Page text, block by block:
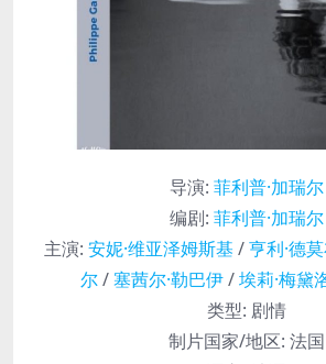
导演: 菲利普·加瑞尔
编剧: 菲利普·加瑞尔
主演: 安妮·维亚泽姆斯基 /亨利·德
尔/塞茜尔·勒巴伊/埃莉·梅黛
类型: 剧情
制片国家/地区: 法国